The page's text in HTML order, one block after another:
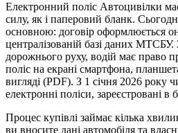
Електронний поліс Автоцивілки
силу, як і паперовий бланк.
основною: договір оформлюється
централізованій базі даних
дорожнього руху, водій має право
поліс на екрані смартфона,
вигляді (PDF). З 1 січня 2026
електронні поліси, зареєстровані
Процес купівлі займає кілька
ви вносите дані автомобіля та